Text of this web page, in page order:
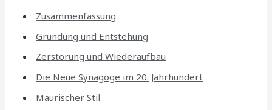
Zusammenfassung
Gründung und Entstehung
Zerstörung und Wiederaufbau
Die Neue Synagoge im 20. Jahrhundert
Maurischer Stil